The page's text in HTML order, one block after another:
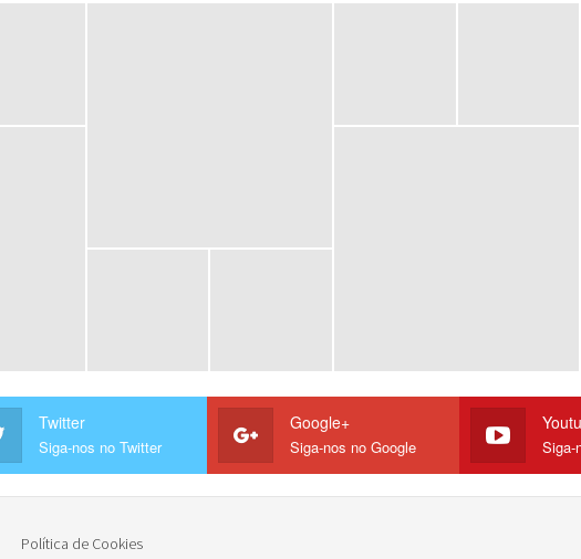
Twitter
Siga-nos no Twitter
Google+
Siga-nos no Google Siga-
Política de Cookies